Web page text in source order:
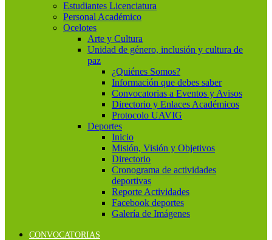
Estudiantes Licenciatura
Personal Académico
Ocelotes
Arte y Cultura
Unidad de género, inclusión y cultura de
paz
¿Quiénes Somos?
Información que debes saber
Convocatorias a Eventos y Avisos
Directorio y Enlaces Académicos
Protocolo UAVIG
Deportes
Inicio
Misión, Visión y Objetivos
Directorio
Cronograma de actividades
deportivas
Reporte Actividades
Facebook deportes
Galería de Imágenes
CONVOCATORIAS